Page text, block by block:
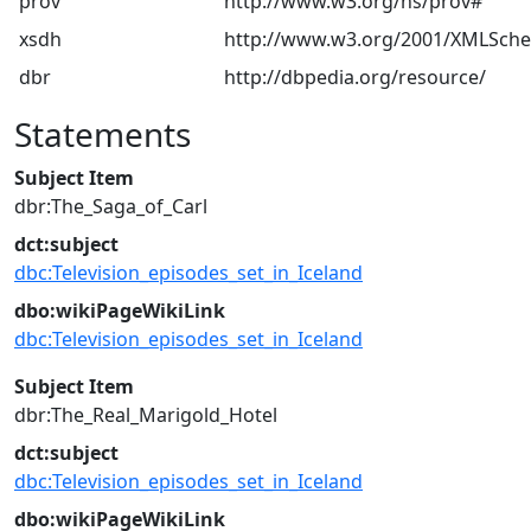
xsdh
http://www.w3.org/2001/
dbr
http://dbpedia.org/resource/
Statements
Subject Item
dbr:The_Saga_of_Carl
dct:subject
dbc:Television_episodes_set_in_Iceland
dbo:wikiPageWikiLink
dbc:Television_episodes_set_in_Iceland
Subject Item
dbr:The_Real_Marigold_Hotel
dct:subject
dbc:Television_episodes_set_in_Iceland
dbo:wikiPageWikiLink